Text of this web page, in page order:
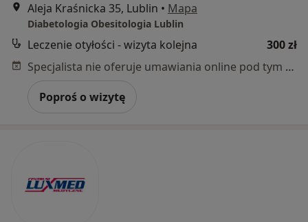
Aleja Kraśnicka 35, Lublin • Mapa
Diabetologia Obesitologia Lublin
Leczenie otyłości - wizyta kolejna
300 zł
Specjalista nie oferuje umawiania online pod tym adresem.
Poproś o wizytę